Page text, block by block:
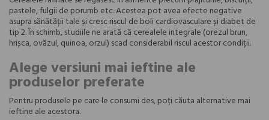
pastele, fulgii de porumb etc. Acestea pot avea efecte negative
asupra sănătății tale și cresc riscul de boli cardiovasculare și diabet de
tip 2. În schimb, studiile ne arată că cerealele integrale (orezul brun,
hrișca, ovăzul, quinoa, orzul) scad considerabil riscul acestor condiții.
Alege versiuni mai ieftine ale
produselor preferate
Pentru produsele pe care le consumi des, poți căuta alternative mai
ieftine ale acestora.